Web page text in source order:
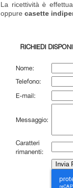
La ricettività è
oppure casette
RICHIEDI
Nome:
Telefono:
E-mail:
Messaggio:
Caratteri
rimanenti: